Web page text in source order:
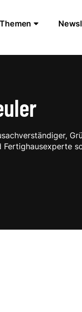
Themen
Fertighausexperte